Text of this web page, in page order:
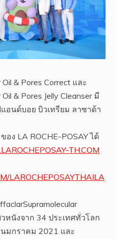
& Pores Correct และ
& Pores Jelly Cleanser มี
อนด์บอย บิวเทรียม ลาซาด้า
ง LA ROCHE-POSAY ได้
TH.COM
LAROCHEPOSAYTHAILA
หนังจาก 34 ประเทศทั่วโลก
นมกราคม 2021 และ